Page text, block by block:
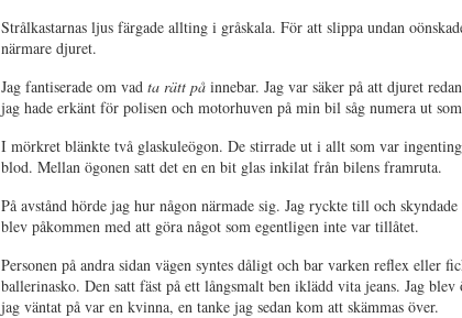
Strålkastarnas ljus färgade allting i gråskala. För att slippa undan
närmare djuret.
Jag fantiserade om vadta rätt på innebar. Jag var säker på att djuret
jag hade erkänt för polisen och motorhuven på min bil såg numera ut
I mörkret blänkte två glaskuleögon. De stirrade ut i allt som var
blod. Mellan ögonen satt det en en bit glas inkilat från bilens framruta.
På avstånd hörde jag hur någon närmade sig. Jag ryckte till och
blev påkommen med att göra något som egentligen inte var tillåtet.
Personen på andra sidan vägen syntes dåligt och bar varken reflex eller
ballerinasko. Den satt fäst på ett långsmalt ben iklädd vita jeans. Jag
jag väntat på var en kvinna, en tanke jag sedan kom att skämmas över.